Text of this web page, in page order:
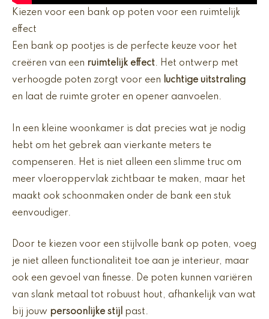
Kiezen voor een bank op poten voor een ruimtelijk
effect
Een bank op pootjes is de perfecte keuze voor het
creëren van een ruimtelijk effect. Het ontwerp met
verhoogde poten zorgt voor een luchtige uitstraling
en laat de ruimte groter en opener aanvoelen.
In een kleine woonkamer is dat precies wat je nodig
hebt om het gebrek aan vierkante meters te
compenseren. Het is niet alleen een slimme truc om
meer vloeroppervlak zichtbaar te maken, maar het
maakt ook schoonmaken onder de bank een stuk
eenvoudiger.
Door te kiezen voor een stijlvolle bank op poten, voeg
je niet alleen functionaliteit toe aan je interieur, maar
ook een gevoel van finesse. De poten kunnen variëren
van slank metaal tot robuust hout, afhankelijk van wat
bij jouw persoonlijke stijl past.